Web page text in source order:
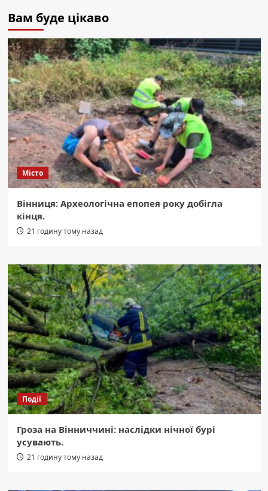
Вам буде цікаво
Місто
Вінниця: Археологічна епопея року добігла
кінця.
21 годину тому назад
Події
Гроза на Вінниччині: наслідки нічної бурі
усувають.
21 годину тому назад